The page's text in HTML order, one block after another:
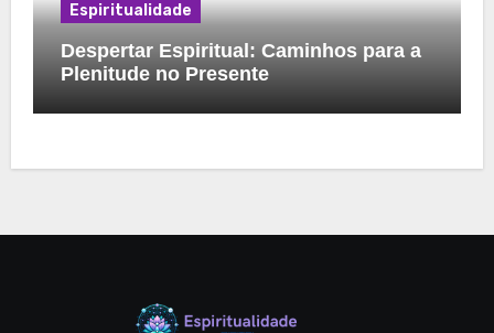
Espiritualidade
Despertar Espiritual: Caminhos para a
Plenitude no Presente